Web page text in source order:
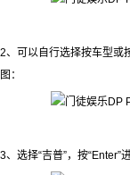
2、可以自行选择按车型或
图：
3、选择“吉普”，按“Enter”